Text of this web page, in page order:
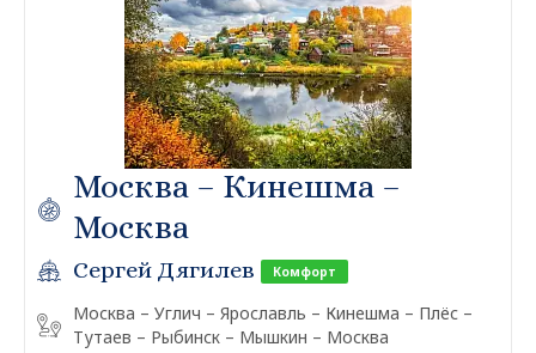
Москва – Кинешма –
Москва
Сергей Дягилев Комфорт
Москва – Углич – Ярославль – Кинешма – Плёс –
Тутаев – Рыбинск – Мышкин – Москва